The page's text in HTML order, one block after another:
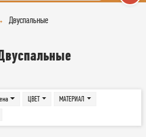
Двуспальные
ЦВЕТ МАТЕРИАЛ